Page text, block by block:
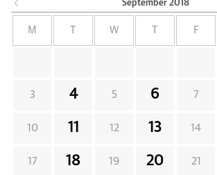
September 2018
M W F
3 4 5 6 7
10 11 12 13 14
17 18 19 20 21